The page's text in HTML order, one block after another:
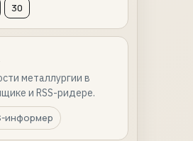
30
металлургии в
и RSS-ридере.
информер